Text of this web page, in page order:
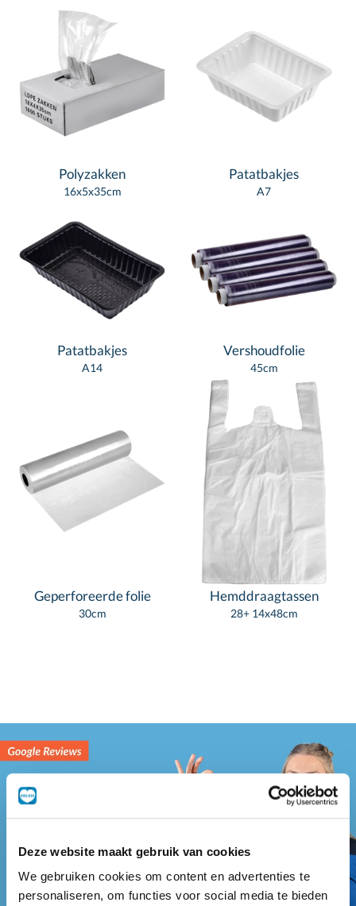
Deze website maakt gebruik van cookies
We gebruiken cookies om content en advertenties te
personaliseren, om functies voor social media te bieden
Polyzakken
16x5x35cm
Patatbakjes
A7
Patatbakjes
A14
Vershoudfolie
45cm
Geperforeerde folie
30cm
Hemddraagtassen
28+ 14x48cm